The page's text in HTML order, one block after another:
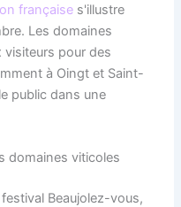
française s'illustre
Les domaines
visiteurs pour des
à Oingt et Saint-
public dans une
domaines viticoles
Beaujolez-vous,